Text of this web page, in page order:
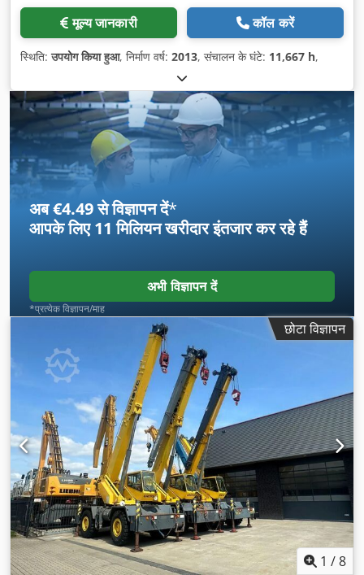
मूल्य जानकारी कॉल करें
स्थिति:उपयोग किया हुआ, निर्माण वर्ष: 2013, संचालन के घंटे: 11,667 h,
अब €4.49 से विज्ञापन दें*
आपके लिए11 मिलियन खरीदारइंतजार कर रहे हैं
अभी विज्ञापन दें
*प्रत्येक विज्ञापन/माह
छोटा विज्ञापन
1 /8